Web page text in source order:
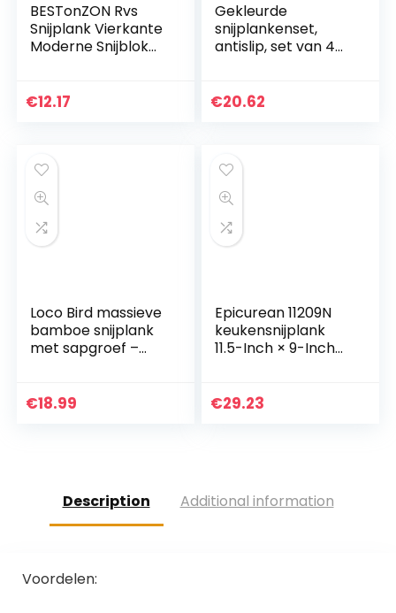
BESTonZON Rvs
Snijplank Vierkante
Moderne Snijblok
(15x24x0.2cm)
€12.17
Gekleurde
snijplankenset,
antislip, set van 4
inclusief standaard
€20.62
Loco Bird massieve
bamboe snijplank
met sapgroef –
hout-vlees
€18.99
Epicurean 11209N
keukensnijplank
11.5-Inch × 9-Inch
€29.23
Description Additional information
Voordelen: